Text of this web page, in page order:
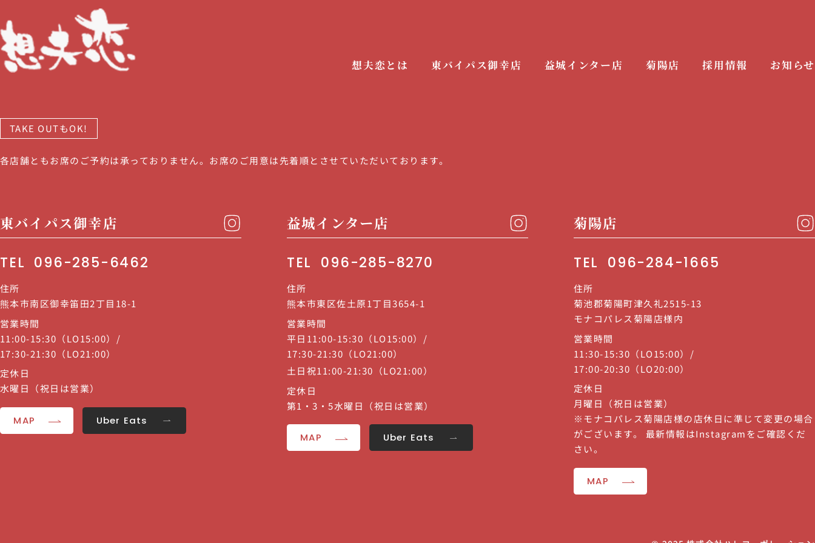
想夫恋とは 東バイパス御幸店 益城インター店 菊陽店 採用情報 お知らせ
TAKE OUTもOK!
各店舗ともお席のご予約は承っておりません。お席のご用意は先着順とさせていただいております。
東バイパス御幸店
TEL 096-285-6462
住所
熊本市南区御幸笛田2丁目18-1
営業時間
11:00-15:30（LO15:00）/
17:30-21:30（LO21:00）
定休日
水曜日（祝日は営業）
MAP Uber Eats
益城インター店
TEL 096-285-8270
住所
熊本市東区佐土原1丁目3654-1
営業時間
平日11:00-15:30（LO15:00）/
17:30-21:30（LO21:00）
土日祝11:00-21:30（LO21:00）
定休日
第1・3・5水曜日（祝日は営業）
MAP Uber Eats
菊陽店
TEL 096-284-1665
住所
菊池郡菊陽町津久礼2515-13
モナコパレス菊陽店様内
営業時間
11:30-15:30（LO15:00）/
17:00-20:30（LO20:00）
定休日
月曜日（祝日は営業）
※モナコパレス菊陽店様の店休日に準じて変更の場合
がございます。 最新情報はInstagramをご確認くだ
さい。
MAP